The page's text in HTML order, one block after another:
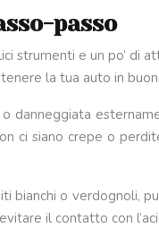
passo
strumenti e un po’
la tua auto in
ci siano crepe o
o verdognoli,
il contatto con